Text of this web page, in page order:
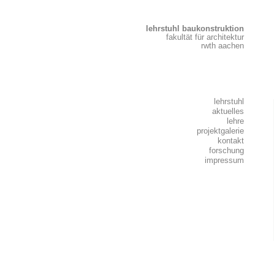
lehrstuhl baukonstruktion
fakultät für architektur
rwth aachen
lehrstuhl
aktuelles
lehre
projektgalerie
kontakt
forschung
impressum